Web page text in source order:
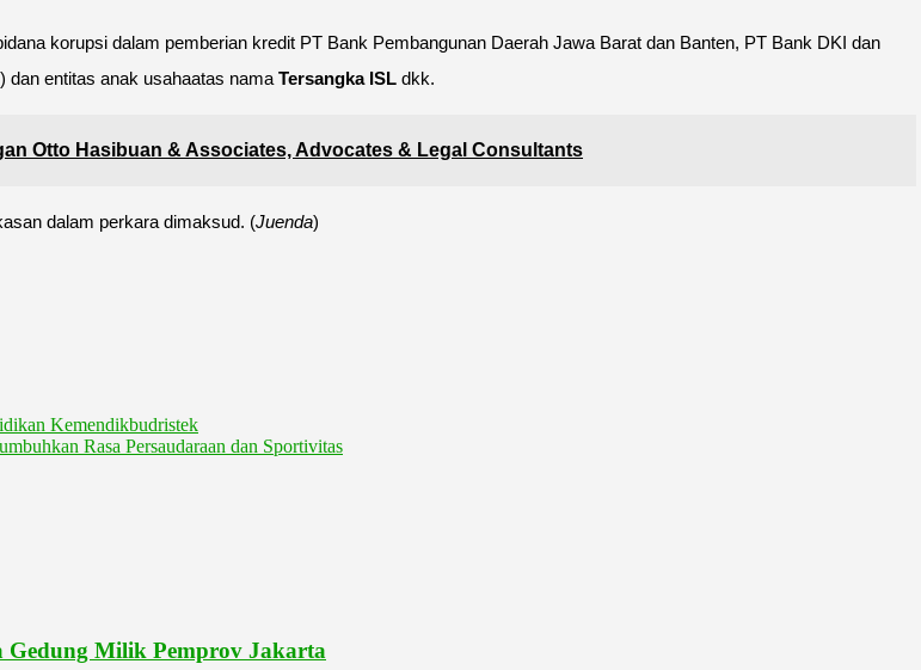
korupsi dalam pemberian kredit PT Bank Pembangunan Daerah Jawa Barat dan Banten, PT Bank DKI dan
dan entitas anak usahaatas nama Tersangka ISL dkk.
Otto Hasibuan & Associates, Advocates & Legal Consultants
dalam perkara dimaksud. (Juenda)
Kemendikbudristek
Rasa Persaudaraan dan Sportivitas
Gedung Milik Pemprov Jakarta